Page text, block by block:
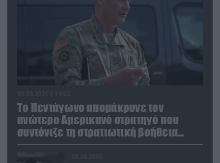
Το Πεντάγωνο απομάκρυνε τον
ανώτερο Αμερικανό στρατηγό που
συντόνιζε τη στρατιωτική βοήθεια
προς την Ουκρανία